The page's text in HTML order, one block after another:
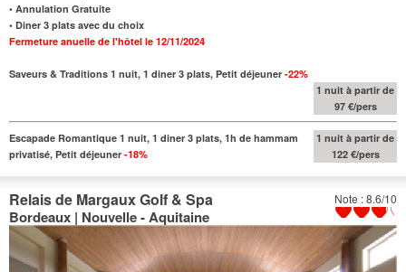
• Annulation Gratuite
• Diner 3 plats avec du choix
Fermeture anuelle de l'hôtel le 12/11/2024
Saveurs & Traditions 1 nuit, 1 diner 3 plats, Petit déjeuner -22%
1 nuit à partir de
97 €/pers
Escapade Romantique 1 nuit, 1 diner 3 plats, 1h de hammam
privatisé, Petit déjeuner -18%
1 nuit à partir de
122 €/pers
Note : 8.6/10
Relais de Margaux Golf & Spa
Bordeaux | Nouvelle - Aquitaine